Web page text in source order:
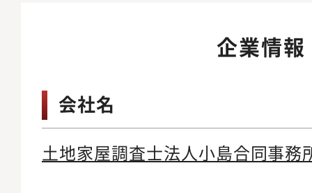
企業情報
会社名
土地家屋調査士法人小島合同事務